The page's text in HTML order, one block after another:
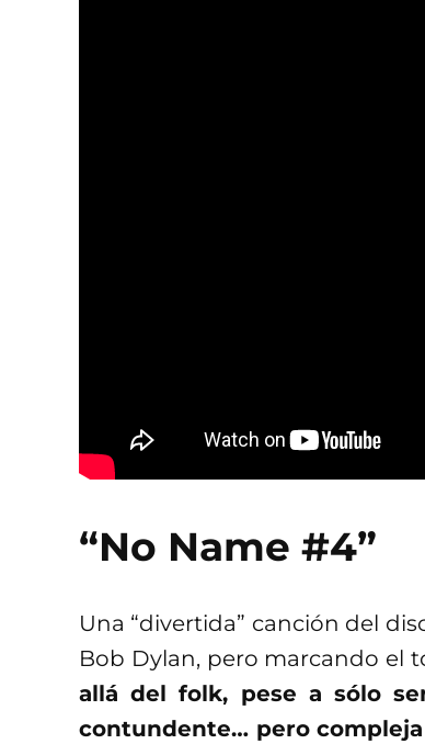
“No Name #4”
Una “divertida” canción del
Bob Dylan, pero marcando el
allá del folk, pese a sólo
contundente… pero compleja